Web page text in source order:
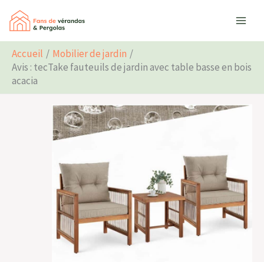
Aller
contenu
Accueil
Mobilier de jardin
Avis : tecTake fauteuils de jardin avec table basse en bois
acacia
Rechercher